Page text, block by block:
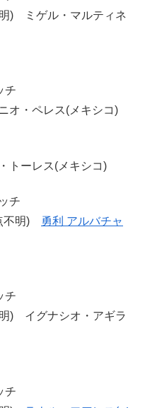
) ミゲル・マルティネ
チ
・ペレス(メキシコ)
ーレス(メキシコ)
チ
不明)
勇利 アルバチャ
チ
) イグナシオ・アギラ
チ